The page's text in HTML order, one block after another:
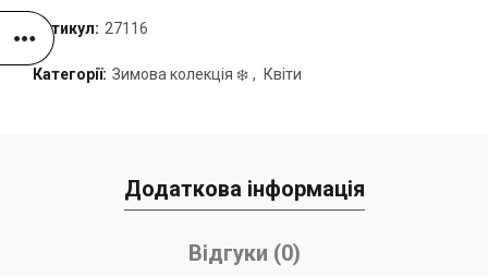
Артикул: 27116
Категорії: Зимова колекція ❄️ , Квіти
Додаткова інформація
Відгуки (0)